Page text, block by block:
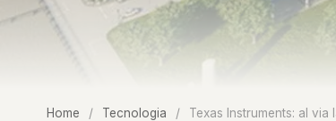
Home / Tecnologia / Texas Instruments: al